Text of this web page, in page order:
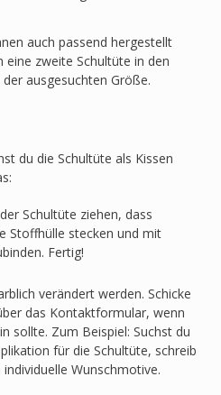
auch passend hergestellt
eine zweite Schultüte in den
ausgesuchten Größe.
du die Schultüte als Kissen
Schultüte ziehen, dass
Stoffhülle stecken und mit
Fertig!
verändert werden. Schicke
das Kontaktformular, wenn
sollte. Zum Beispiel: Suchst du
für die Schultüte, schreib
Wunschmotive.